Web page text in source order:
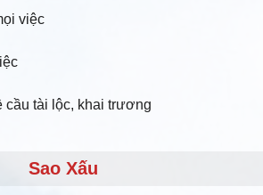
việc
cầu tài lộc, khai trương
Sao Xấu